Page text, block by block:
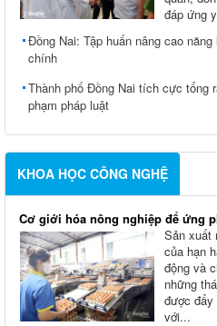
đáp ứng
Đồng Nai: Tập huấn nâng cao
chính
Thành phố Đồng Nai tích cực tổng
phạm pháp luật
KHOA HỌC CÔNG NGHỆ
Cơ giới hóa nông nghiệp để ứng
Sản xuất
của hạn
động và
những
được đẩy
với...